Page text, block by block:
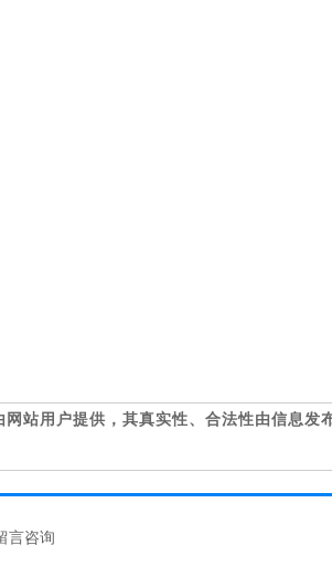
站用户提供，其真实性、合法性由信息发
言咨询